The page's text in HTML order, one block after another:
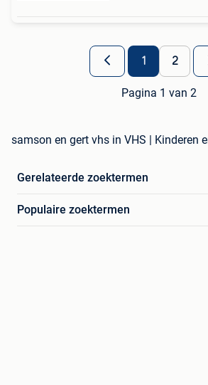
1 2
Pagina 1 van 2
samson en gert vhs in VHS | Kinderen
Gerelateerde zoektermen
Populaire zoektermen